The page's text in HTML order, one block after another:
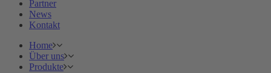
Partner
News
Kontakt
Home
Über uns
Produkte